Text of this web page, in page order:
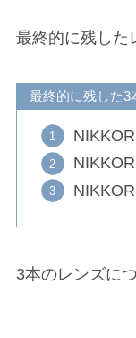
最終的に残した
最終的に残した3
3本のレンズに